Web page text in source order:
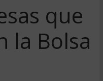
que
la Bolsa